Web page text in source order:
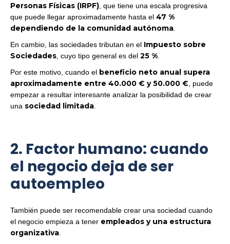
Personas Físicas (IRPF) , que tiene una escala progresiva
que puede llegar aproximadamente hasta el 47 %
dependiendo de la comunidad autónoma
En cambio, las sociedades tributan en el Impuesto sobre
Sociedades , cuyo tipo general es del 25 %
Por este motivo, cuando el beneficio neto anual supera
aproximadamente entre 40.000 € y 50.000 € , puede
empezar a resultar interesante analizar la posibilidad de crear
una sociedad limitada
2. Factor humano: cuando
el negocio deja de ser
autoempleo
También puede ser recomendable crear una sociedad cuando
el negocio empieza a tener empleados y una estructura
organizativa